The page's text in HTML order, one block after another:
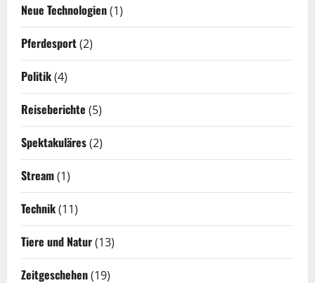
Neue Technologien(1)
Pferdesport(2)
Politik(4)
Reiseberichte (5)
Spektakuläres(2)
Stream(1)
Technik(11)
Tiere und Natur(13)
Zeitgeschehen(19)